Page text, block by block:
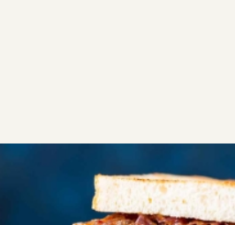
ΑΛΜΥΡΑ ΣΑΝΤΟΥΙΤΣ
Παστράμι σάντουιτς